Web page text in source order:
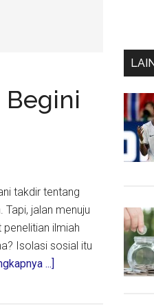
Begini
takdir tentang
jalan menuju
ilmiah
Isolasi sosial itu
...]